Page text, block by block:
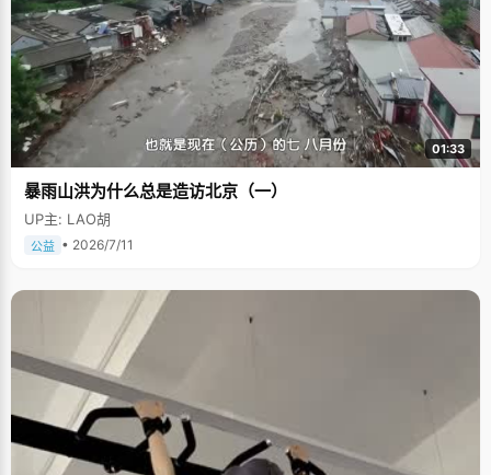
01:33
暴雨山洪为什么总是造访北京（一）
UP主: LAO胡
公益 • 2026/7/11